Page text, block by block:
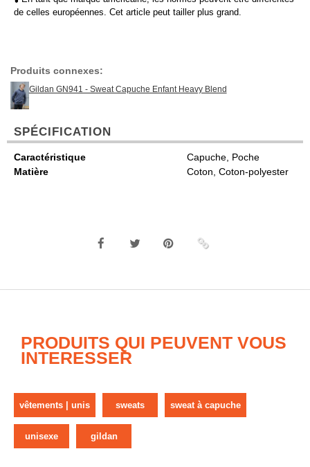
de celles européennes. Cet article peut tailler plus grand.
Produits connexes:
Gildan GN941 - Sweat Capuche Enfant Heavy Blend
SPÉCIFICATION
Caractéristique
Capuche, Poche
Matière
Coton, Coton-polyester
PRODUITS QUI PEUVENT VOUS
INTERESSER
vêtements | unis sweats sweat à capuche
unisexe gildan